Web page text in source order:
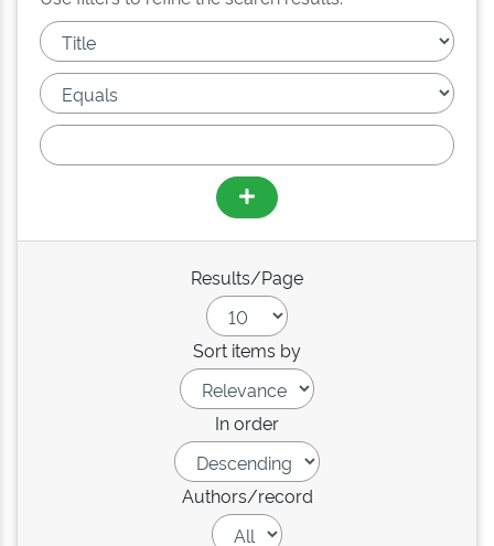
Results/Page
Sort items by
In order
Authors/record